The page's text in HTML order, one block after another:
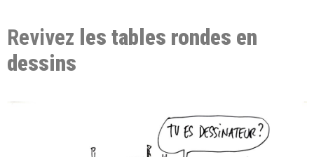
Revivez les tables rondes en
dessins